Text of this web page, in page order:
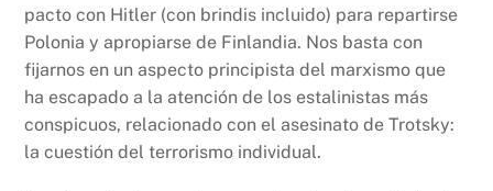
pacto con Hitler (con brindis incluido) para repartirse
Polonia y apropiarse de Finlandia. Nos basta con
fijarnos en un aspecto principista del marxismo que
ha escapado a la atención de los estalinistas más
conspicuos, relacionado con el asesinato de Trotsky:
la cuestión del terrorismo individual.